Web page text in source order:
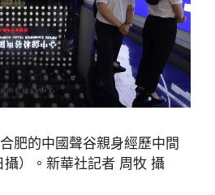
肥的中國聲谷親身經歷中間
）。新華社記者 周牧 攝